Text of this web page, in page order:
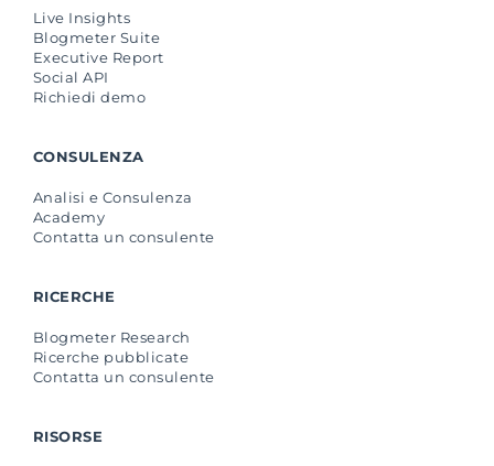
Live Insights
Blogmeter Suite
Executive Report
Social API
Richiedi demo
CONSULENZA
Analisi e Consulenza
Academy
Contatta un consulente
RICERCHE
Blogmeter Research
Ricerche pubblicate
Contatta un consulente
RISORSE